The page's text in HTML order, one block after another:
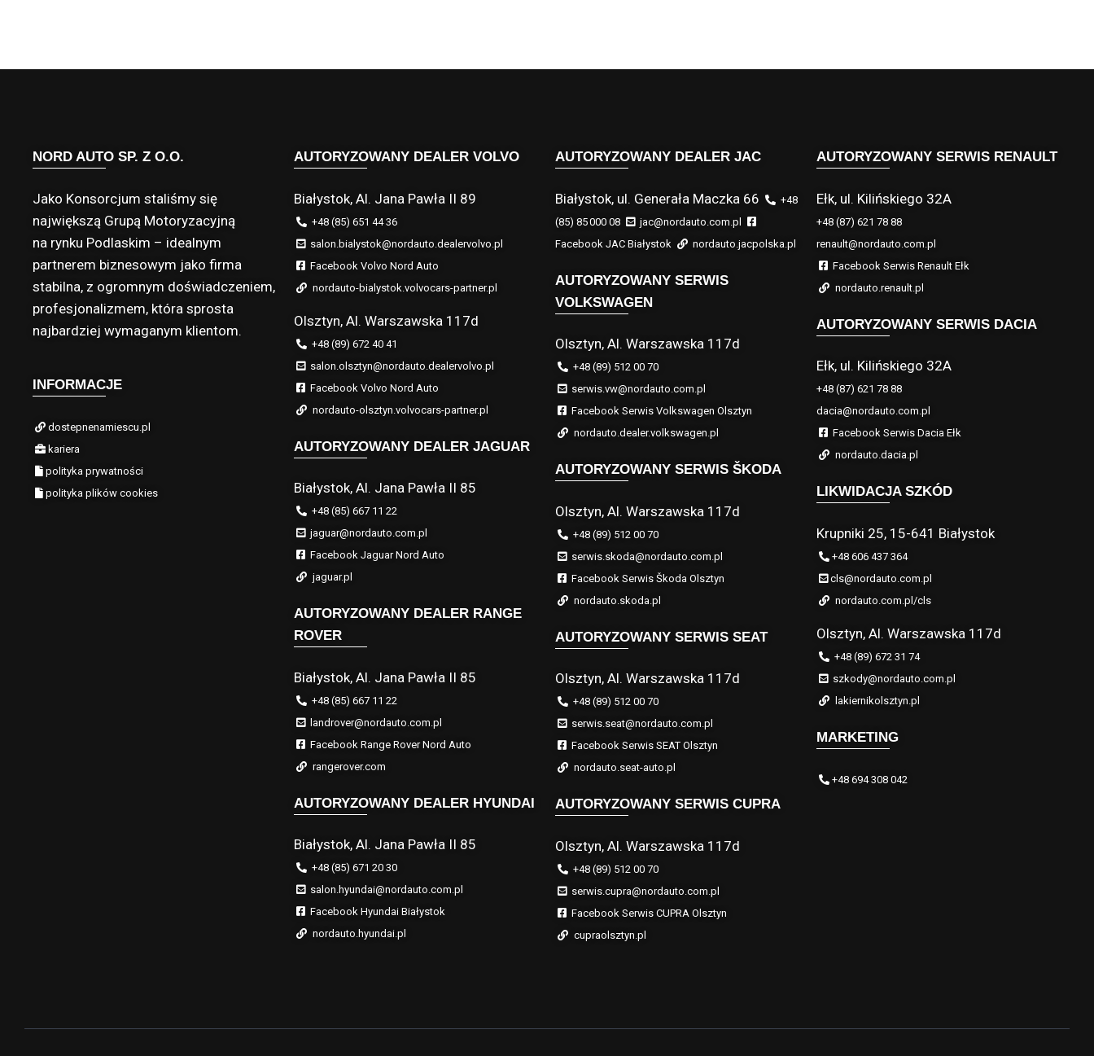
NORD AUTO SP. Z O.O.
Jako Konsorcjum staliśmy się
największą Grupą Motoryzacyjną
na rynku Podlaskim – idealnym
partnerem biznesowym jako firma
stabilna, z ogromnym doświadczeniem,
profesjonalizmem, która sprosta
najbardziej wymaganym klientom.
INFORMACJE
dostepnenamiescu.pl
kariera
polityka prywatności
polityka plików cookies
AUTORYZOWANY DEALER VOLVO
Białystok, Al. Jana Pawła II 89
+48 (85) 651 44 36
salon.bialystok@nordauto.dealervolvo.pl
Facebook Volvo Nord Auto
nordauto-bialystok.volvocars-partner.pl
Olsztyn, Al. Warszawska 117d
+48 (89) 672 40 41
salon.olsztyn@nordauto.dealervolvo.pl
Facebook Volvo Nord Auto
nordauto-olsztyn.volvocars-partner.pl
AUTORYZOWANY DEALER JAGUAR
Białystok, Al. Jana Pawła II 85
+48 (85) 667 11 22
jaguar@nordauto.com.pl
Facebook Jaguar Nord Auto
jaguar.pl
AUTORYZOWANY DEALER RANGE
ROVER
Białystok, Al. Jana Pawła II 85
+48 (85) 667 11 22
landrover@nordauto.com.pl
Facebook Range Rover Nord Auto
rangerover.com
AUTORYZOWANY DEALER HYUNDAI
Białystok, Al. Jana Pawła II 85
+48 (85) 671 20 30
salon.hyundai@nordauto.com.pl
Facebook Hyundai Białystok
nordauto.hyundai.pl
AUTORYZOWANY DEALER JAC
Białystok, ul. Generała Maczka 66
+48
(85) 85 000 08
jac@nordauto.com.pl
Facebook JAC Białystok
nordauto.jacpolska.pl
AUTORYZOWANY SERWIS
VOLKSWAGEN
Olsztyn, Al. Warszawska 117d
+48 (89) 512 00 70
serwis.vw@nordauto.com.pl
Facebook Serwis Volkswagen Olsztyn
nordauto.dealer.volkswagen.pl
AUTORYZOWANY SERWIS ŠKODA
Olsztyn, Al. Warszawska 117d
+48 (89) 512 00 70
serwis.skoda@nordauto.com.pl
Facebook Serwis Škoda Olsztyn
nordauto.skoda.pl
AUTORYZOWANY SERWIS SEAT
Olsztyn, Al. Warszawska 117d
+48 (89) 512 00 70
serwis.seat@nordauto.com.pl
Facebook Serwis SEAT Olsztyn
nordauto.seat-auto.pl
AUTORYZOWANY SERWIS CUPRA
Olsztyn, Al. Warszawska 117d
+48 (89) 512 00 70
serwis.cupra@nordauto.com.pl
Facebook Serwis CUPRA Olsztyn
cupraolsztyn.pl
AUTORYZOWANY SERWIS RENAULT
Ełk, ul. Kilińskiego 32A
+48 (87) 621 78 88
renault@nordauto.com.pl
Facebook Serwis Renault Ełk
nordauto.renault.pl
AUTORYZOWANY SERWIS DACIA
Ełk, ul. Kilińskiego 32A
+48 (87) 621 78 88
dacia@nordauto.com.pl
Facebook Serwis Dacia Ełk
nordauto.dacia.pl
LIKWIDACJA SZKÓD
Krupniki 25, 15-641 Białystok
+48 606 437 364
cls@nordauto.com.pl
nordauto.com.pl/cls
Olsztyn, Al. Warszawska 117d
+48 (89) 672 31 74
szkody@nordauto.com.pl
lakiernikolsztyn.pl
MARKETING
+48 694 308 042